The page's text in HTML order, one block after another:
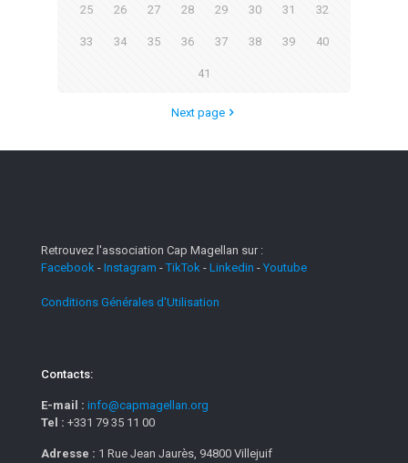
25 26 27 28 29 30 31 32
33 34 35 36 37 38 39 40
41
Next page
Retrouvez l'association Cap Magellan sur :
Facebook - Instagram -TikTok - Linkedin - Youtube
Conditions Générales d'Utilisation
Contacts:
E-mail : info@capmagellan.org
Tel : +331 79 35 11 00
Adresse : 1 Rue Jean Jaurès, 94800 Villejuif